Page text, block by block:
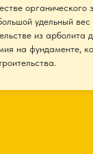
органического
удельный
из арболита
на фундаменте,